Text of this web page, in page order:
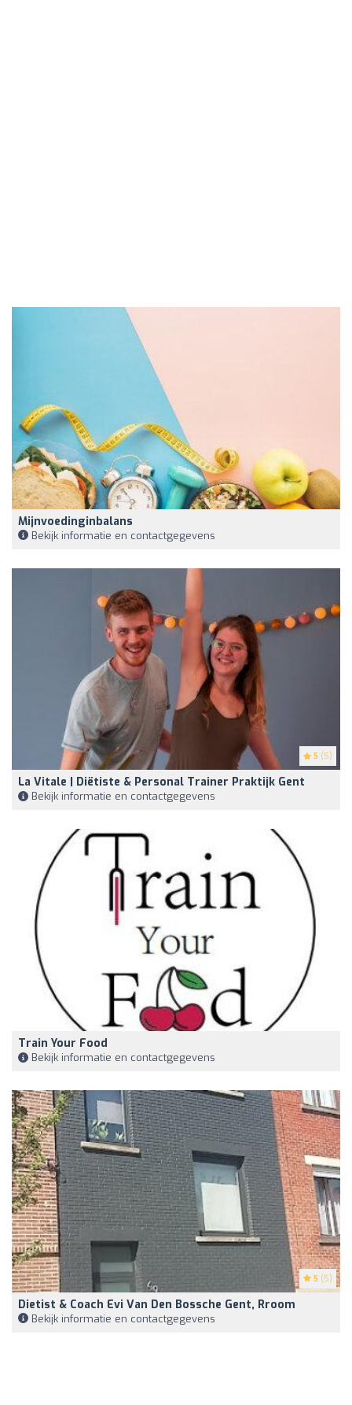
Mijnvoedinginbalans
Bekijk informatie en contactgegevens
5 (5)
La Vitale | Diëtiste & Personal Trainer Praktijk Gent
Bekijk informatie en contactgegevens
Train Your Food
Bekijk informatie en contactgegevens
5 (5)
Dietist & Coach Evi Van Den Bossche Gent, Rroom
Bekijk informatie en contactgegevens